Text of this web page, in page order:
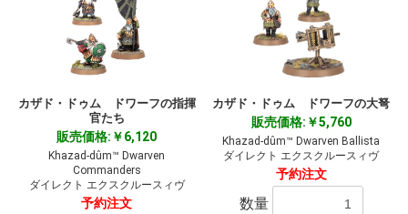
カザド・ドゥム ドワーフの指揮
官たち
販売価格:￥6,120
Khazad-dûm™ Dwarven
Commanders
ダイレクト エクスクルースィヴ
予約注文
カザド・ドゥム ドワーフの大弩
販売価格:￥5,760
Khazad-dûm™ Dwarven Ballista
ダイレクト エクスクルースィヴ
予約注文
数量